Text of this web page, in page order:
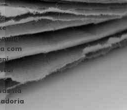
com
na